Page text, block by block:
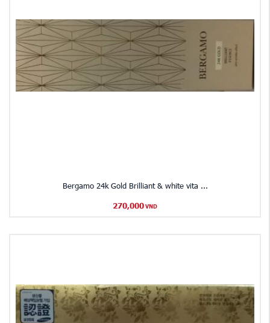
Bergamo 24k Gold Brilliant & white vita ...
270,000 VND